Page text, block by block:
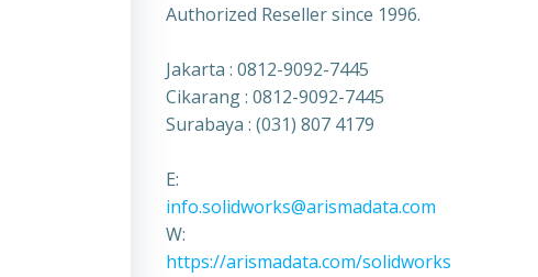
Authorized Reseller since 1996.
Jakarta : 0812-9092-7445
Cikarang : 0812-9092-7445
Surabaya : (031) 807 4179
E:
info.solidworks@arismadata.com
W:
https://arismadata.com/solidworks